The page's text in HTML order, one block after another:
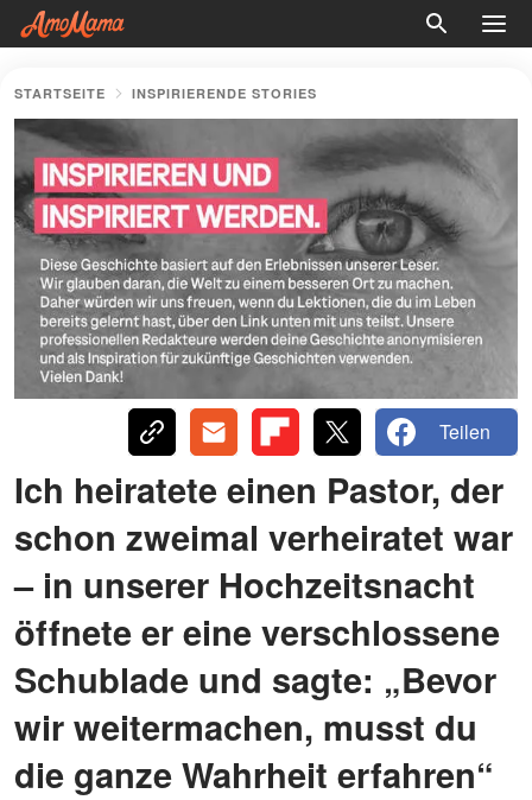
STARTSEITE INSPIRIERENDE STORIES
Teilen
Ich heiratete einen Pastor, der
schon zweimal verheiratet war
– in unserer Hochzeitsnacht
öffnete er eine verschlossene
Schublade und sagte: „Bevor
wir weitermachen, musst du
die ganze Wahrheit erfahren“